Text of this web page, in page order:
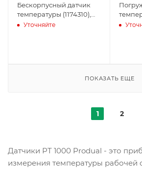
Бескорпусный датчик
температуры (1174310),
Produal
Уточняйте
ПОКАЗАТЬ ЕЩЕ
1 2
Датчики PT 1000 Produal - это
измерения температуры рабочей